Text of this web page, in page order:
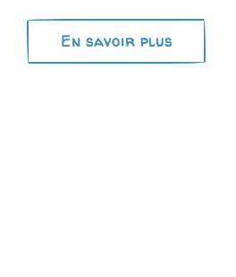
En savoir plus